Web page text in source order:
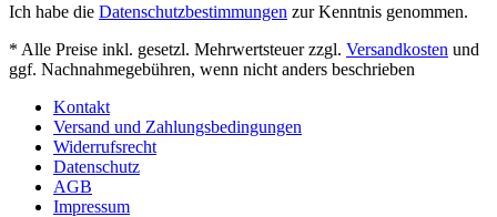
Ich habe die Datenschutzbestimmungen zur Kenntnis genommen.
* Alle Preise inkl. gesetzl. Mehrwertsteuer zzgl. Versandkosten und
ggf. Nachnahmegebühren, wenn nicht anders beschrieben
Kontakt
Versand und Zahlungsbedingungen
Widerrufsrecht
Datenschutz
AGB
Impressum